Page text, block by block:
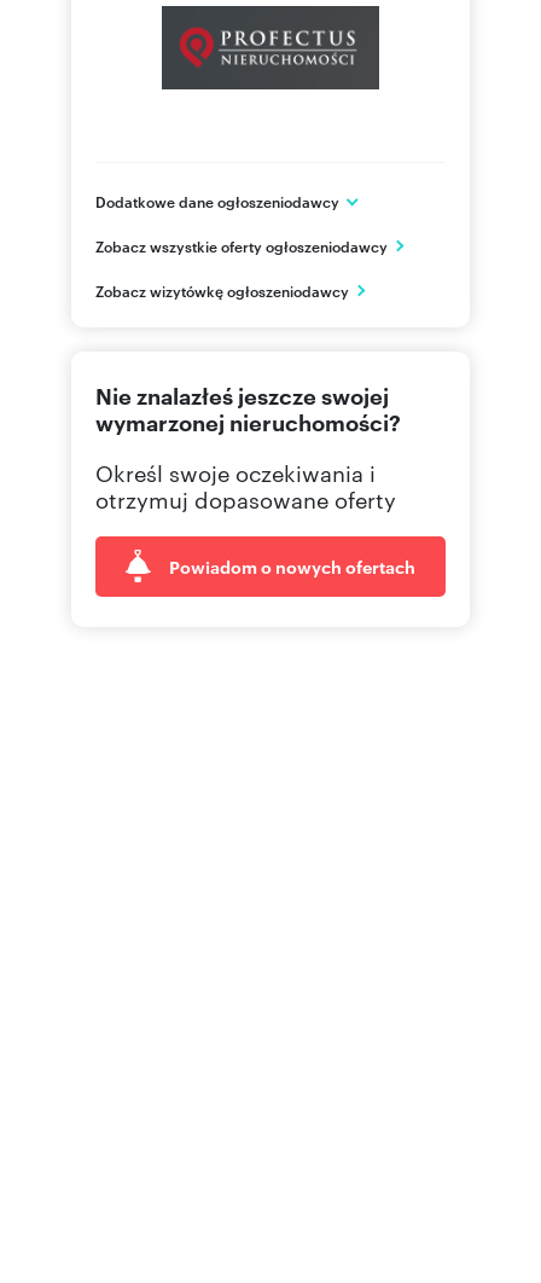
Dodatkowe dane ogłoszeniodawcy
Gdańsk
PL
Zobacz wszystkie oferty ogłoszeniodawcy
Zobacz wizytówkę ogłoszeniodawcy
Nie znalazłeś jeszcze swojej
wymarzonej nieruchomości?
Określ swoje oczekiwania i
otrzymuj dopasowane oferty
Powiadom o nowych ofertach